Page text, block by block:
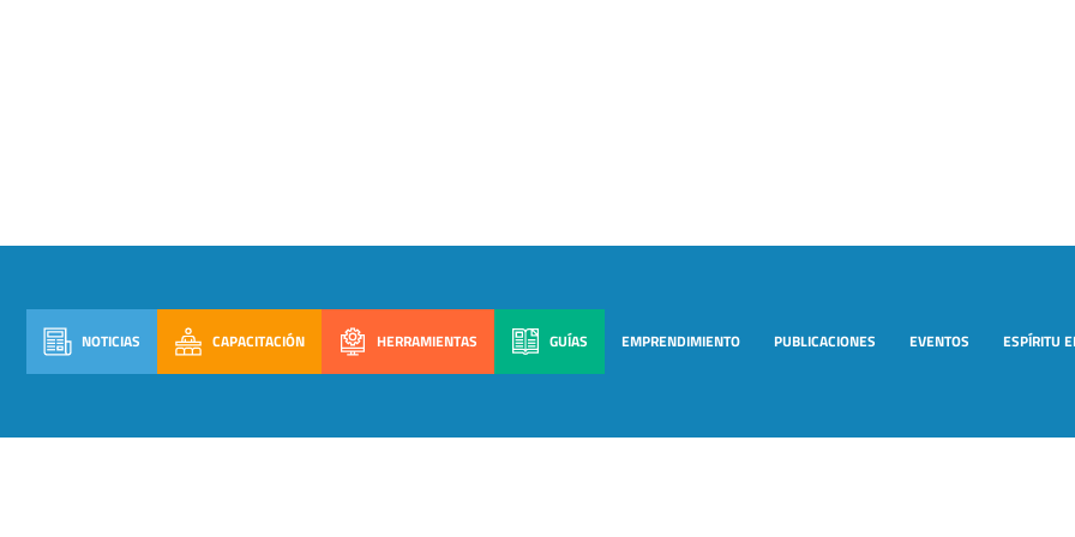
NOTICIAS CAPACITACIÓN HERRAMIENTAS GUÍAS EMPRENDIMIENTO PUBLICACIONES EVENTOS ESPÍRITU